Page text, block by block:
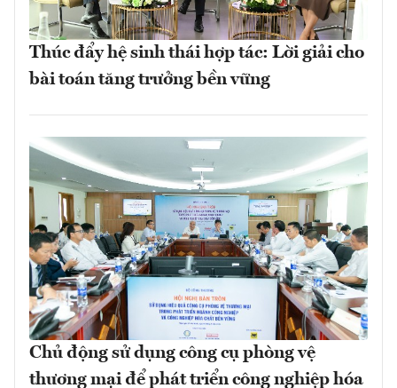
Thúc đẩy hệ sinh thái hợp tác: Lời giải cho
bài toán tăng trưởng bền vững
Chủ động sử dụng công cụ phòng vệ
thương mại để phát triển công nghiệp hóa